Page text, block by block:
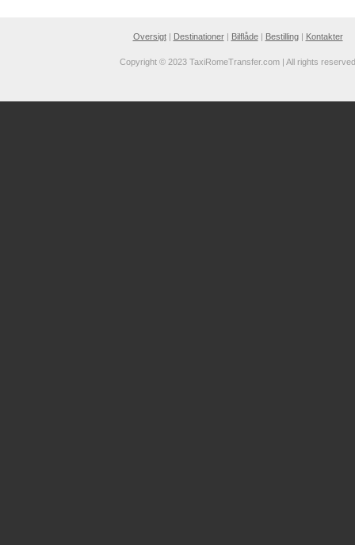
Oversigt| Destinationer| Bilflåde| Bestilling| Kontakter
Copyright © 2023 TaxiRomeTransfer.com | All rights reserved